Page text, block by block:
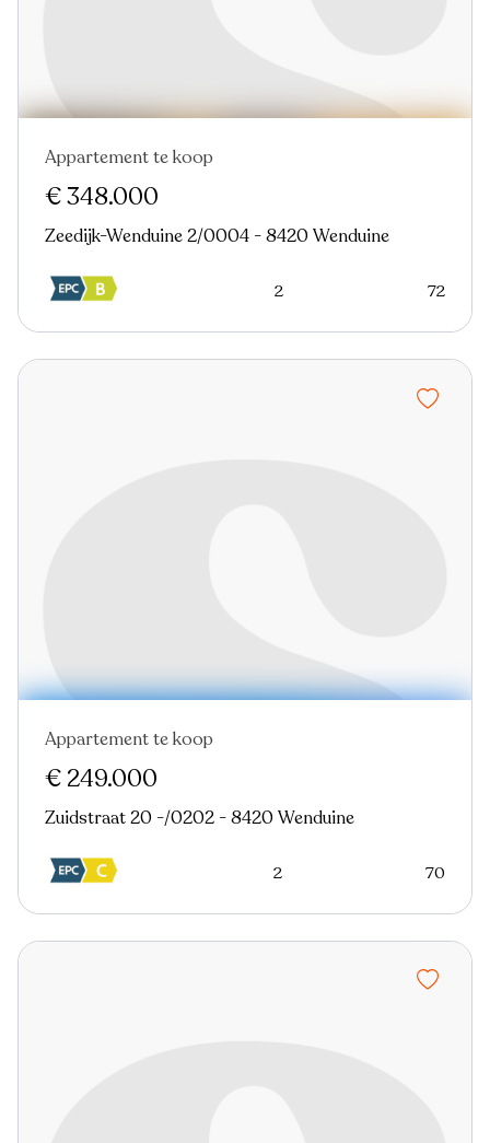
Appartement te koop
€ 348.000
Zeedijk-Wenduine 2/0004 - 8420 Wenduine
2 72
Verkocht
Appartement te koop
€ 249.000
Zuidstraat 20 -/0202 - 8420 Wenduine
2 70